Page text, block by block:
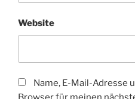
Website
Name, E-Mail-Adresse